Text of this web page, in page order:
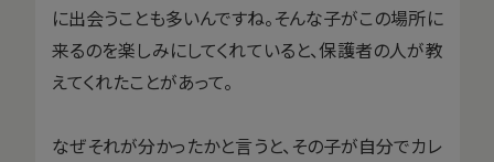
に出会うことも多いんですね。そんな子がこの場所に
来るのを楽しみにしてくれていると、保護者の人が教
えてくれたことがあって。
なぜそれが分かったかと言うと、その子が自分でカレ